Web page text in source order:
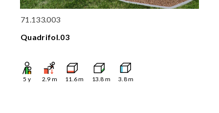
71.133.003
Quadrifol.03
5 y 2.9 m 11.6m 13.8 m 3.8m